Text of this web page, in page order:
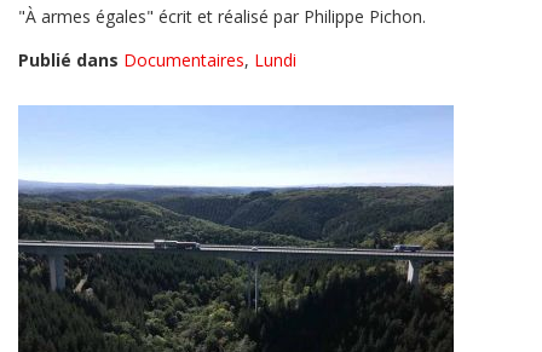
"À armes égales" écrit et réalisé par Philippe Pichon.
Publié dans Documentaires, Lundi